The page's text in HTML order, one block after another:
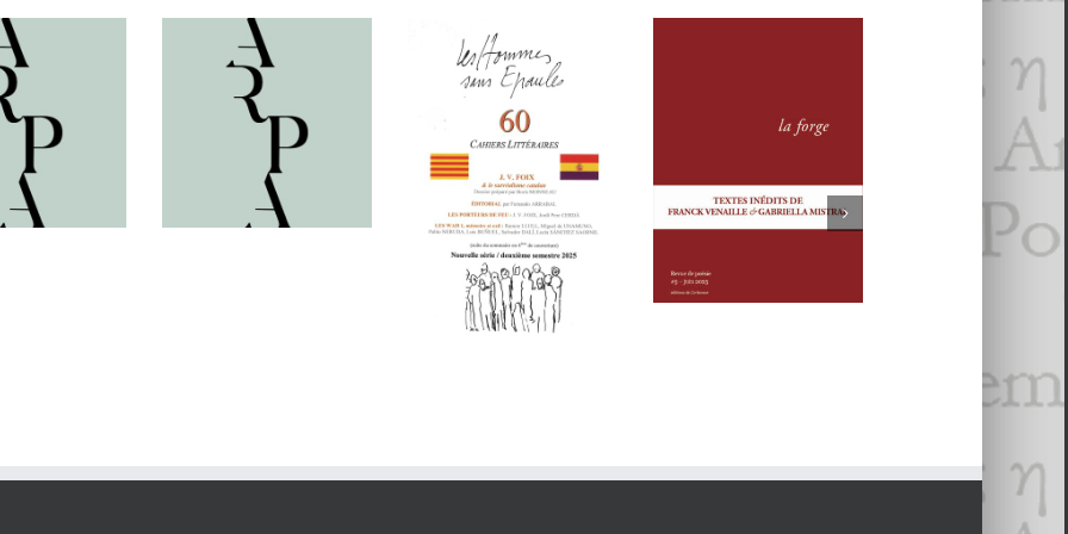
, revue de
numéro
été 2025.
Arpa, revue de
poésie, numéro
147, printemps
2025
LES HOMMES
SANS ÉPAULES
#60— J. V. Voix
& le surréalisme
catalan
FORGE, # 5
RevueLa
#6